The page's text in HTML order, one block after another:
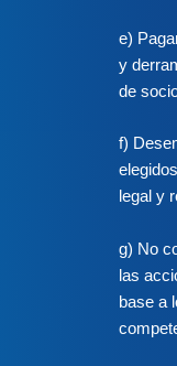
e)
y
de
f)
legal y
g) No
las
base a